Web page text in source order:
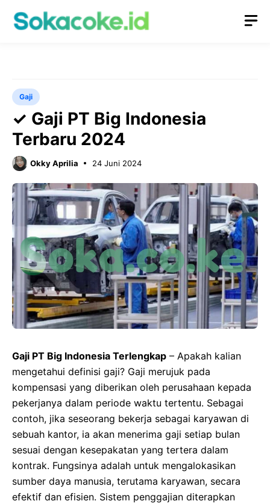
Gaji
✓ Gaji PT Big Indonesia
Terbaru 2024
Okky Aprilia 24 Juni 2024
Gaji PT Big Indonesia Terlengkap – Apakah kalian
mengetahui definisi gaji? Gaji merujuk pada
kompensasi yang diberikan oleh perusahaan kepada
pekerjanya dalam periode waktu tertentu. Sebagai
contoh, jika seseorang bekerja sebagai karyawan di
sebuah kantor, ia akan menerima gaji setiap bulan
sesuai dengan kesepakatan yang tertera dalam
kontrak. Fungsinya adalah untuk mengalokasikan
sumber daya manusia, terutama karyawan, secara
efektif dan efisien. Sistem penggajian diterapkan